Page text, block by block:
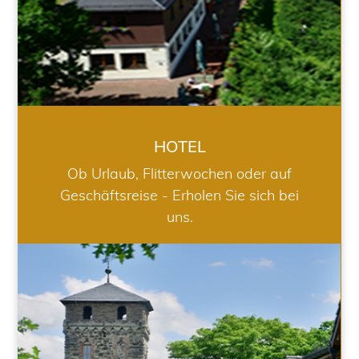
HOTEL
Ob Urlaub, Flitterwochen oder auf
Geschäftsreise - Erholen Sie sich bei
uns.